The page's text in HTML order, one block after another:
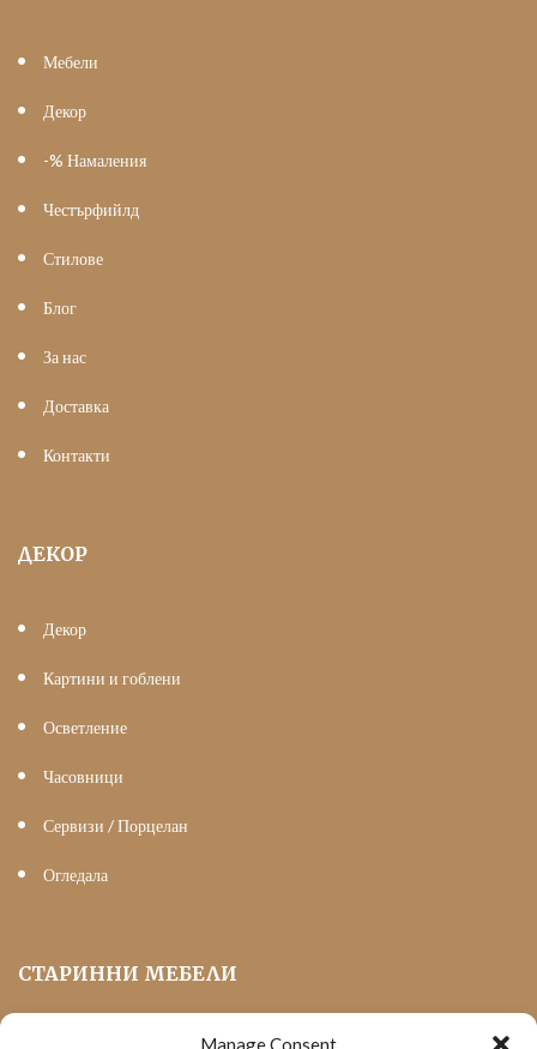
Manage Consent
Мебели
Декор
-% Намаления
Честърфийлд
Стилове
Блог
За нас
Доставка
Контакти
ДЕКОР
Декор
Картини и гоблени
Осветление
Часовници
Сервизи / Порцелан
Огледала
СТАРИННИ МЕБЕЛИ